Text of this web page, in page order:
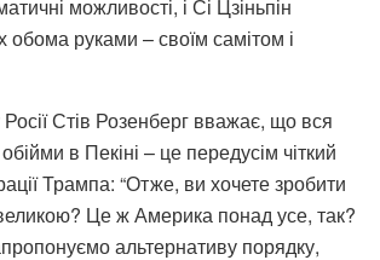
можливості, і Сі Цзіньпін
обома руками – своїм самітом і
Стів Розенберг вважає, що вся
в Пекіні – це передусім чіткий
Трампа: “Отже, ви хочете зробити
Це ж Америка понад усе, так?
альтернативу порядку,